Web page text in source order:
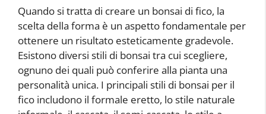
Quando si tratta di creare un bonsai di fico, la
scelta della forma è un aspetto fondamentale per
ottenere un risultato esteticamente gradevole.
Esistono diversi stili di bonsai tra cui scegliere,
ognuno dei quali può conferire alla pianta una
personalità unica. I principali stili di bonsai per il
fico includono il formale eretto, lo stile naturale